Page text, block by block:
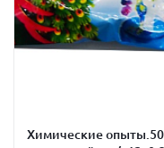
Химические